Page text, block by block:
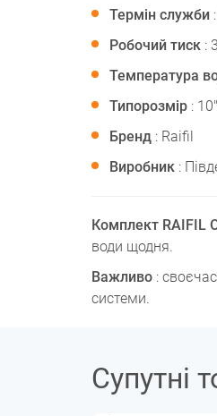
Термін служби
Робочий тиск :
Температура
Типорозмір :
Бренд : Raifil
Виробник :
Комплект RAIFIL
води щодня.
Важливо :
системи.
Супутні